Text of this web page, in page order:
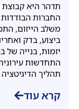
תדהר היא קבוצת
החברות
משלב הייזום,
ביצוע, בדק
יזמות, בנייה של
התחדשות
תהליך
קרא עוד